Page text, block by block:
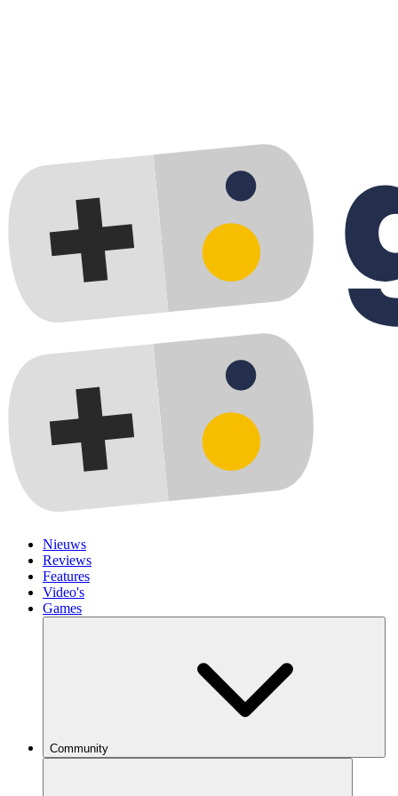
Nieuws
Reviews
Features
Video's
Games
Community